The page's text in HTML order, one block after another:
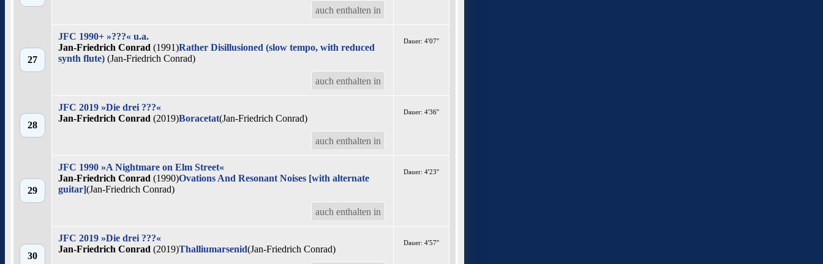
auch enthalten in
27
JFC 1990+ »???« u.a.
Jan-Friedrich Conrad (1991)Rather Disillusioned (slow tempo, with reduced
synth flute) (Jan-Friedrich Conrad)
auch enthalten in
Dauer: 4'07''
28
JFC 2019 »Die drei ???«
Jan-Friedrich Conrad (2019)Boracetat(Jan-Friedrich Conrad)
auch enthalten in
Dauer: 4'36''
29
JFC 1990 »A Nightmare on Elm Street«
Jan-Friedrich Conrad (1990)Ovations And Resonant Noises [with alternate
guitar](Jan-Friedrich Conrad)
auch enthalten in
Dauer: 4'23''
30
JFC 2019 »Die drei ???«
Jan-Friedrich Conrad (2019)Thalliumarsenid(Jan-Friedrich Conrad)
Dauer: 4'57''